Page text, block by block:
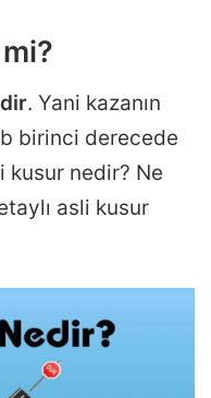
. Yani kazanın
birinci derecede
kusur nedir? Ne
asli kusur